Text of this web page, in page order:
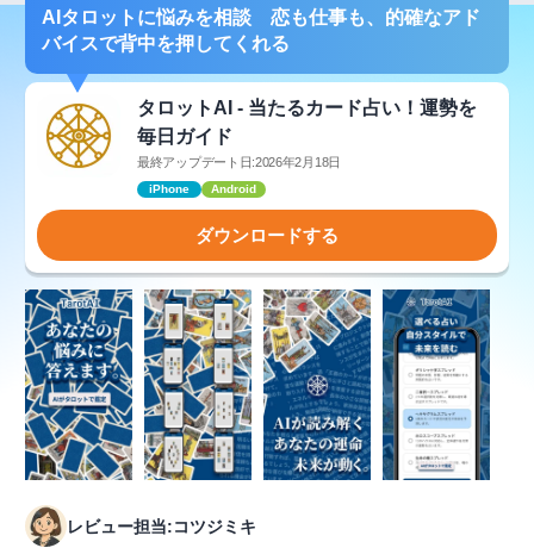
AIタロットに悩みを相談 恋も仕事も、的確なアド
バイスで背中を押してくれる
タロットAI - 当たるカード占い！運勢を
毎日ガイド
最終アップデート日:2026年2月18日
iPhone Android
ダウンロードする
レビュー担当:コツジミキ